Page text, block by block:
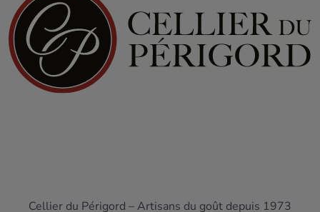
Cellier du Périgord – Artisans du goût depuis 1973